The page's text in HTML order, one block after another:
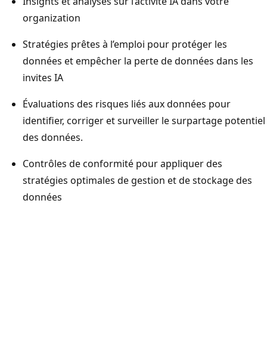
organization
Stratégies prêtes à l’emploi pour protéger les
données et empêcher la perte de données dans les
invites IA
Évaluations des risques liés aux données pour
identifier, corriger et surveiller le surpartage potentiel
des données.
Contrôles de conformité pour appliquer des
stratégies optimales de gestion et de stockage des
données